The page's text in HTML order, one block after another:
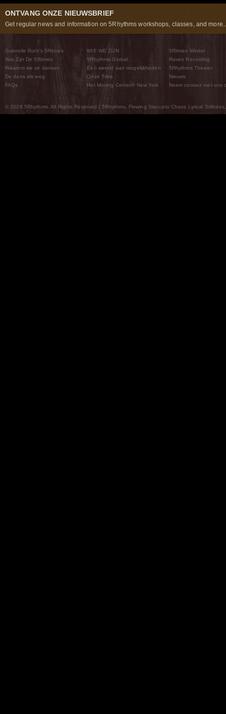
ONTVANG ONZE NIEUWSBRIEF
Get regular news and information on 5Rhythms workshops, classes, and
Gabrielle Roth’s 5Ritmes
Wat Zijn De 5Ritmes
Waarom we ze dansen
De dans als weg
FAQs
WIE WE ZIJN
5Rhythms Global
Een wereld aan mogelijkheden
Onze Tribe
Het Moving Center® New York
5Ritmes Winkel
Raven Recording
5Rhythms Theater
Nieuws
Neem contact met ons
© 2026 5Rhythms. All Rights Reserved | 5Rhythms, Flowing Staccato Chaos Lyrical